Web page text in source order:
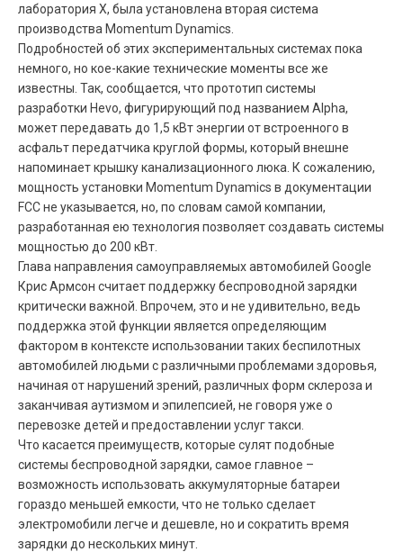
лаборатория X, была установлена вторая система
производства Momentum Dynamics.
Подробностей об этих экспериментальных системах пока
немного, но кое-какие технические моменты все же
известны. Так, сообщается, что прототип системы
разработки Hevo, фигурирующий под названием Alpha,
может передавать до 1,5 кВт энергии от встроенного в
асфальт передатчика круглой формы, который внешне
напоминает крышку канализационного люка. К сожалению,
мощность установки Momentum Dynamics в документации
FCCне указывается, но, по словам самой компании,
разработанная ею технология позволяет создавать системы
мощностью до 200 кВт.
Глава направления самоуправляемых автомобилей Google
Крис Армсон считает поддержку беспроводной зарядки
критически важной. Впрочем, это и не удивительно, ведь
поддержка этой функции является определяющим
фактором в контексте использовании таких беспилотных
автомобилей людьми с различными проблемами здоровья,
начиная от нарушений зрений, различных форм склероза и
заканчивая аутизмом и эпилепсией, не говоря уже о
перевозке детей и предоставлении услуг такси.
Что касается преимуществ, которые сулят подобные
системы беспроводной зарядки, самое главное –
возможность использовать аккумуляторные батареи
гораздо меньшей емкости, что не только сделает
электромобили легче и дешевле, но и сократить время
зарядки до нескольких минут.